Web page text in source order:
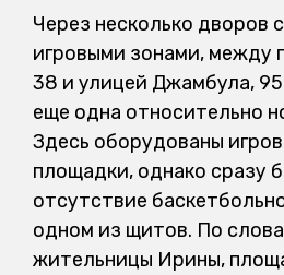
Через несколько дворов
игровыми зонами, между
38 и улицей Джамбула,
еще одна относительно
Здесь оборудованы
площадки, однако сразу
отсутствие
одном из щитов. По
жительницы Ирины,